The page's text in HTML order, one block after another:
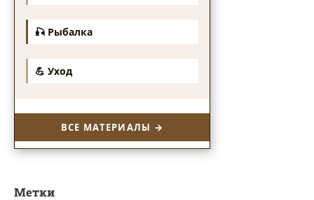
🎣 Рыбалка
💪 Уход
ВСЕ МАТЕРИАЛЫ →
Метки